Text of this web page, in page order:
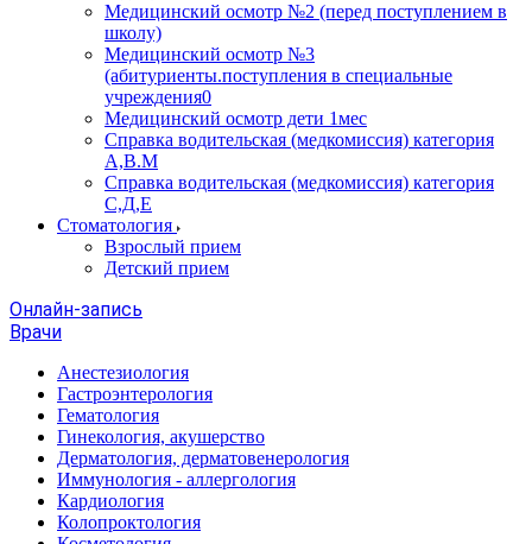
Медицинский осмотр №2 (перед поступлением в
школу)
Медицинский осмотр №3
(абитуриенты.поступления в специальные
учреждения0
Медицинский осмотр дети 1мес
Справка водительская (медкомиссия) категория
А,В.М
Справка водительская (медкомиссия) категория
С,Д,Е
Стоматология
Взрослый прием
Детский прием
Онлайн-запись
Врачи
Анестезиология
Гастроэнтерология
Гематология
Гинекология, акушерство
Дерматология, дерматовенерология
Иммунология - аллергология
Кардиология
Колопроктология